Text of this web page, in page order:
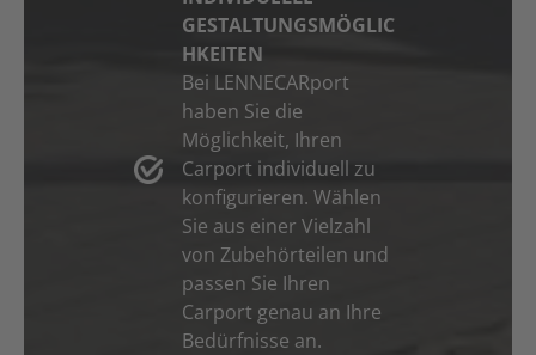
GESTALTUNGSMÖGLIC
HKEITEN
Bei LENNECARport
haben Sie die
Möglichkeit, Ihren
Carport individuell zu
konfigurieren. Wählen
Sie aus einer Vielzahl
von Zubehörteilen und
passen Sie Ihren
Carport genau an Ihre
Bedürfnisse an.